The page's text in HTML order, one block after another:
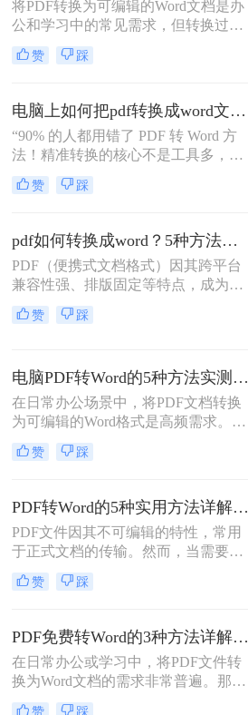
上到下流动、自动换行。
将PDF转换为可编辑的Word文档是办
公和学习中的常见需求，但转换过程
中常出现格式错乱、图片丢失等问
题。那么pdf文档怎么转换成word格式
助你高效完成转换。
赞 踩
电脑上如何把pdf转换成word文档？这3个高效精准的方法，让你办公效能翻倍！
“90% 的人都用错了 PDF 转 Word 方
法！精准转换的核心不是工具多，而
是选对适配场景”职场中，“PDF 转
Word” 是高频刚需 —— 项目报告需提
论文需调整格式，稍有不慎就会出现
排版错乱、文字丢失、表格变形等问
题。
赞 踩
pdf如何转换成word？5种方法从免费到编程实测对比！
PDF（便携式文档格式）因其跨平台
兼容性强、排版固定等特点，成为文
档共享和存档的首选。但若需编辑内
容或调整格式，需将PDF转换为
户高效完成转换。
赞 踩
电脑PDF转Word的5种方法实测指南：从在线工具到OCR识别与命令行自动化！
在日常办公场景中，将PDF文档转换
为可编辑的Word格式是高频需求。那
么电脑pdf怎么转换成word呢？本文综
合2025年最新技术动态，系统解析
赞 踩
PDF转Word的5种实用方法详解：含扫描件OCR处理与格式校对指南！
PDF文件因其不可编辑的特性，常用
于正式文档的传输。然而，当需要对
PDF内容进行修改时，将其转换为可
编辑的Word文档是必要的。那么pdf
常见且高效的方法，帮助您快速完成
转换。
赞 踩
PDF免费转Word的3种方法详解：复制粘贴、在线工具与Word内置转换效果对比！
在日常办公或学习中，将PDF文件转
换为Word文档的需求非常普遍。那么
pdf怎么免费转换成word文档呢？本文
赞 踩